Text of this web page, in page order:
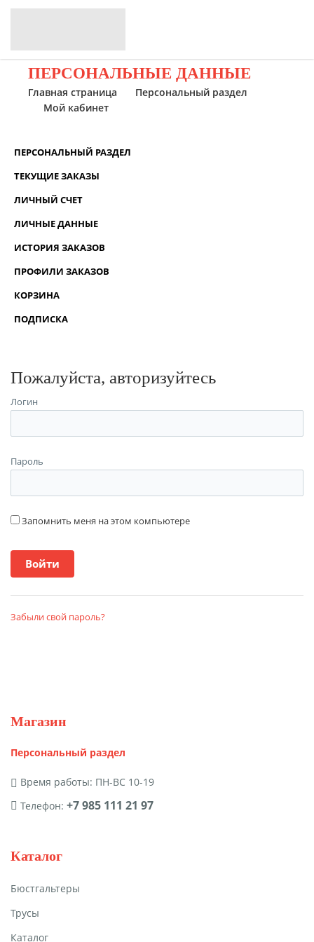
ПЕРСОНАЛЬНЫЕ ДАННЫЕ
Главная страница
Персональный раздел
Мой кабинет
ПЕРСОНАЛЬНЫЙ РАЗДЕЛ
ТЕКУЩИЕ ЗАКАЗЫ
ЛИЧНЫЙ СЧЕТ
ЛИЧНЫЕ ДАННЫЕ
ИСТОРИЯ ЗАКАЗОВ
ПРОФИЛИ ЗАКАЗОВ
КОРЗИНА
ПОДПИСКА
Пожалуйста, авторизуйтесь
Логин
Пароль
Запомнить меня на этом компьютере
Забыли свой пароль?
Магазин
Персональный раздел
Время работы: ПН-ВС 10-19
Телефон: +7 985 111 21 97
Каталог
Бюстгальтеры
Трусы
Каталог